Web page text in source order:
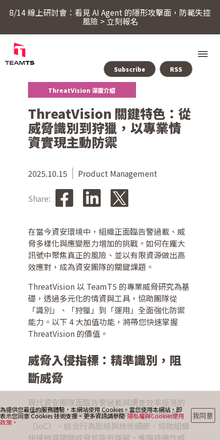
8/14 線上研討會：看見 AI Agent 的隱形攻擊面，防範失控
風險 > 立刻報名
產業方案
最新消息
部落格
聯絡我們
ThreatVision 深度介紹
Subscribe RSS
ThreatVision 關鍵特色：從
威脅識別到狩獵，以專業情
資實現主動防禦
2025.10.15 Product Management
Share:
在當今資安環境中，組織正面臨告警過載、威
脅多樣化與應變壓力增加的挑戰。如何在龐大
訊號中聚焦真正的風險、並以有限資源做出高
效應對，成為資安團隊的關鍵課題。
ThreatVision 以 TeamT5 的專業威脅研究為基
礎，透過多元化的情資與工具，協助團隊從
「識別」、「狩獵」到「運用」全面強化防禦
能力。以下 4 大加值功能，將帶您快速掌握
ThreatVision 的價值。
威脅入侵指標：精準識別，阻
斷威脅
現代資安團隊面臨告警過載與調查效率低落的
挑戰。ThreatVision 透過高可信度入侵指標
（IoC），結合行為脈絡與技術細節，協助組織
快速辨識關鍵威脅並降低誤報。進階持續性威
為提供您最佳的服務體驗，本網站使用 Cookies。當您使用本網站，即
表示您同意 Cookies 技術支援。更多資訊請參閱 隱私權與Cookies使用
政策。
我同意